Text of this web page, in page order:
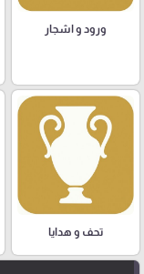
ورود و اشجار
تحف و هدايا